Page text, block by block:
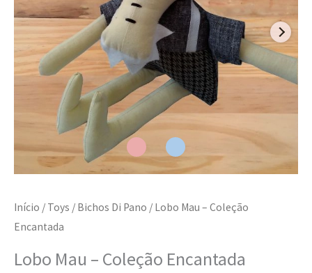
Início / Toys / Bichos Di Pano / Lobo Mau – Coleção
Encantada
Lobo Mau – Coleção Encantada